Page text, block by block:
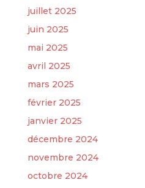
juillet 2025
juin 2025
mai 2025
avril 2025
mars 2025
février 2025
janvier 2025
décembre 2024
novembre 2024
octobre 2024